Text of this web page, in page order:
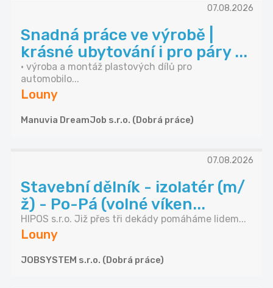
07.08.2026
Snadná práce ve výrobě |
krásné ubytování i pro páry ...
• výroba a montáž plastových dílů pro
automobilo...
Louny
Manuvia DreamJob s.r.o. (Dobrá práce)
07.08.2026
Stavební dělník - izolatér (m/
ž) - Po-Pá (volné víken...
HIPOS s.r.o. Již přes tři dekády pomáháme lidem...
Louny
JOBSYSTEM s.r.o. (Dobrá práce)